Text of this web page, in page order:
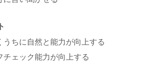
うちに自然と能力が向上する
チェック能力が向上する